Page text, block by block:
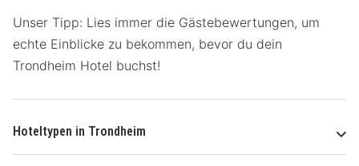
Unser Tipp: Lies immer die Gästebewertungen, um
echte Einblicke zu bekommen, bevor du dein
Trondheim Hotel buchst!
Hoteltypen in Trondheim